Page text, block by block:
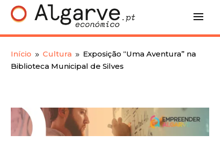
Início 9 Cultura 9 Exposição “Uma Aventura” na
Biblioteca Municipal de Silves